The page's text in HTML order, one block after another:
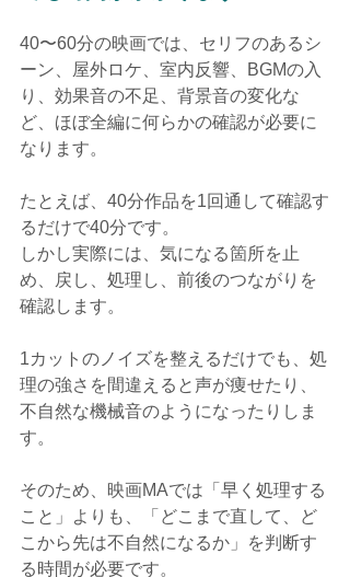
40〜60分の映画では、セリフのあるシ
ーン、屋外ロケ、室内反響、BGMの入
り、効果音の不足、背景音の変化な
ど、ほぼ全編に何らかの確認が必要に
なります。
たとえば、40分作品を1回通して確認す
るだけで40分です。
しかし実際には、気になる箇所を止
め、戻し、処理し、前後のつながりを
確認します。
1カットのノイズを整えるだけでも、処
理の強さを間違えると声が痩せたり、
不自然な機械音のようになったりしま
す。
そのため、映画MAでは「早く処理する
こと」よりも、「どこまで直して、ど
こから先は不自然になるか」を判断す
る時間が必要です。